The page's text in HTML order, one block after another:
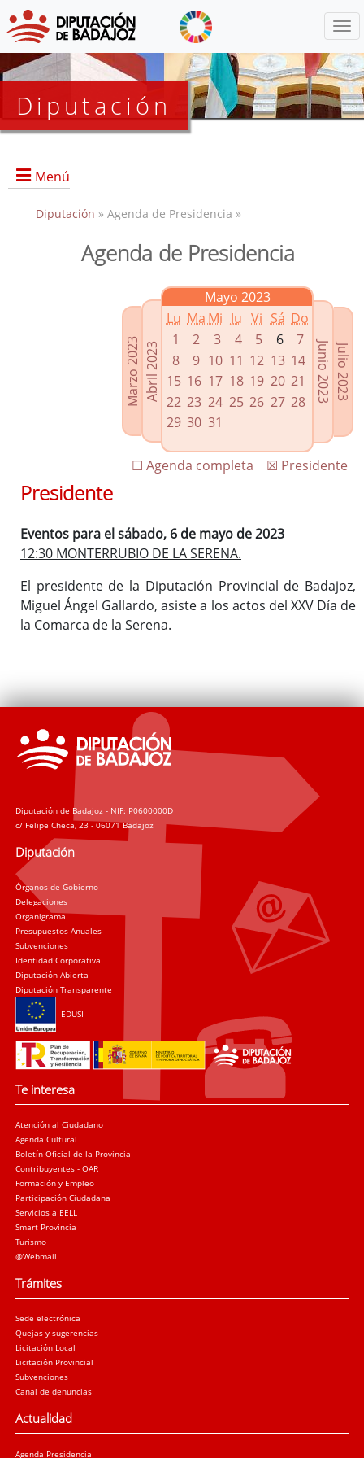
Diputación
Menú
Presidencia
Enlaces relacionados
Agenda de Presidencia
Plenos provinciales y Juntas de gobierno
Oficina de Proyectos Europeos
Diputación » Agenda de Presidencia »
Agenda de Presidencia
Marzo 2023Abril 2023
Mayo 2023
Lu Ma Mi Ju Vi Sá Do
1
2 3 4 5 6
7
8
9 10 11 12 13 14
15 16 17 18 19 20 21
22 23 24 25 26 27 28
29 30 31
Julio 2023
Junio 2023
☒ Presidente
☐ Agenda completa
Presidente
Eventos para el sábado, 6 de mayo de 2023
12:30 MONTERRUBIO DE LA SERENA.
El presidente de la Diputación Provincial de Badajoz,
Miguel Ángel Gallardo, asiste a los actos del XXV Día de
la Comarca de la Serena.
Diputación de Badajoz - NIF: P0600000D
c/ Felipe Checa, 23 - 06071 Badajoz
Diputación
Órganos de Gobierno
Delegaciones
Organigrama
Presupuestos Anuales
Subvenciones
Identidad Corporativa
Diputación Abierta
Diputación Transparente
EDUSI
Te interesa
Atención al Ciudadano
Agenda Cultural
Boletín Oficial de la Provincia
Contribuyentes - OAR
Formación y Empleo
Participación Ciudadana
Servicios a EELL
Smart Provincia
Turismo
@Webmail
Trámites
Sede electrónica
Quejas y sugerencias
Licitación Local
Licitación Provincial
Subvenciones
Canal de denuncias
Actualidad
Agenda Presidencia